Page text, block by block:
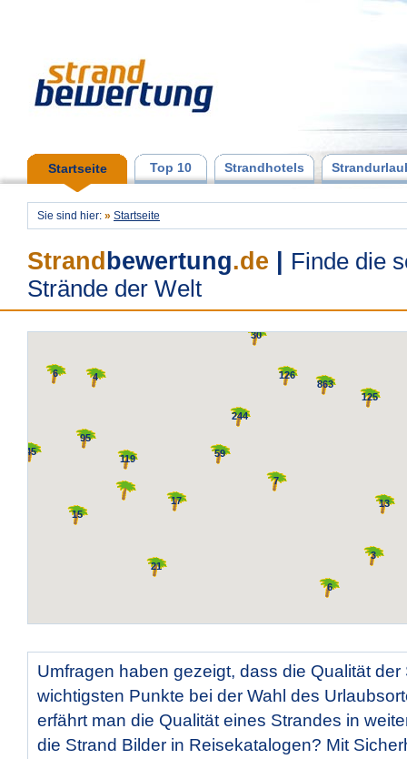
Startseite Top 10 Strandhotels
Sie sind hier: » Startseite
Strand bewertung.de
Finde die
Strände der Welt
95
15
126
125
244
863
21
6
119
6
30
13
7
45
17
4
3
59
Umfragen haben gezeigt, dass die Qualität
wichtigsten Punkte bei der Wahl des
erfährt man die Qualität eines Strandes in
die Strand Bilder in Reisekatalogen? Mit